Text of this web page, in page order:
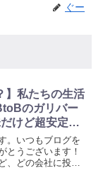
ぐー
】私たちの生活
のガリバー
けど超安定な
。いつもブログを
とうございます！
、どの会社に投資